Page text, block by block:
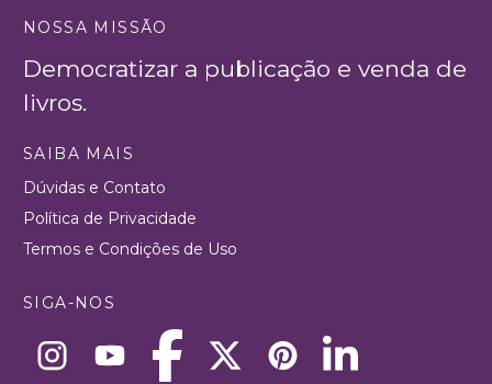
NOSSA MISSÃO
Democratizar a publicação e venda de
livros.
SAIBA MAIS
Dúvidas e Contato
Política de Privacidade
Termos e Condições de Uso
SIGA-NOS